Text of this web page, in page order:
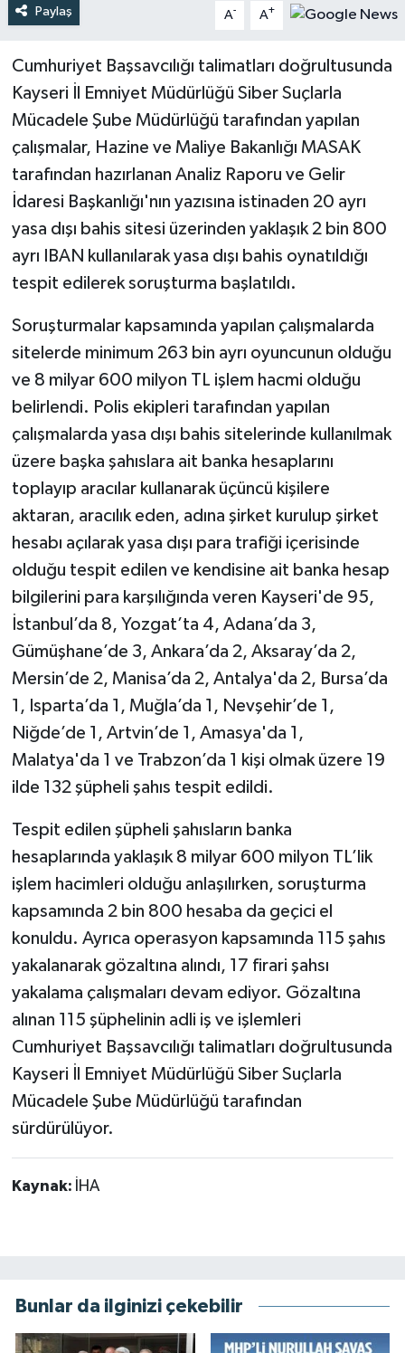
Paylaş A- A+
Cumhuriyet Başsavcılığı talimatları doğrultusunda
Kayseri İl Emniyet Müdürlüğü Siber Suçlarla
Mücadele Şube Müdürlüğü tarafından yapılan
çalışmalar, Hazine ve Maliye Bakanlığı MASAK
tarafından hazırlanan Analiz Raporu ve Gelir
İdaresi Başkanlığı'nın yazısına istinaden 20 ayrı
yasa dışı bahis sitesi üzerinden yaklaşık 2 bin 800
ayrı IBAN kullanılarak yasa dışı bahis oynatıldığı
tespit edilerek soruşturma başlatıldı.
Soruşturmalar kapsamında yapılan çalışmalarda
sitelerde minimum 263 bin ayrı oyuncunun olduğu
ve 8 milyar 600 milyon TL işlem hacmi olduğu
belirlendi. Polis ekipleri tarafından yapılan
çalışmalarda yasa dışı bahis sitelerinde kullanılmak
üzere başka şahıslara ait banka hesaplarını
toplayıp aracılar kullanarak üçüncü kişilere
aktaran, aracılık eden, adına şirket kurulup şirket
hesabı açılarak yasa dışı para trafiği içerisinde
olduğu tespit edilen ve kendisine ait banka hesap
bilgilerini para karşılığında veren Kayseri'de 95,
İstanbul’da 8, Yozgat’ta 4, Adana’da 3,
Gümüşhane’de 3, Ankara’da 2, Aksaray’da 2,
Mersin’de 2, Manisa’da 2, Antalya'da 2, Bursa’da
1, Isparta’da 1, Muğla’da 1, Nevşehir’de 1,
Niğde’de 1, Artvin’de 1, Amasya'da 1,
Malatya'da 1 ve Trabzon’da 1 kişi olmak üzere 19
ilde 132 şüpheli şahıs tespit edildi.
Tespit edilen şüpheli şahısların banka
hesaplarında yaklaşık 8 milyar 600 milyon TL’lik
işlem hacimleri olduğu anlaşılırken, soruşturma
kapsamında 2 bin 800 hesaba da geçici el
konuldu. Ayrıca operasyon kapsamında 115 şahıs
yakalanarak gözaltına alındı, 17 firari şahsı
yakalama çalışmaları devam ediyor. Gözaltına
alınan 115 şüphelinin adli iş ve işlemleri
Cumhuriyet Başsavcılığı talimatları doğrultusunda
Kayseri İl Emniyet Müdürlüğü Siber Suçlarla
Mücadele Şube Müdürlüğü tarafından
sürdürülüyor.
Kaynak: İHA
Bunlar da ilginizi çekebilir